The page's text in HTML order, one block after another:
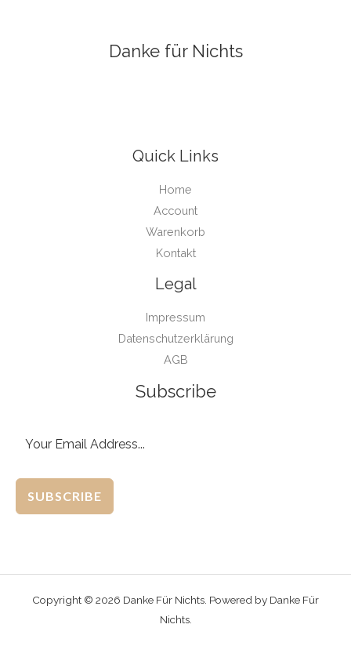
Danke für Nichts
Quick Links
Home
Account
Warenkorb
Kontakt
Legal
Impressum
Datenschutzerklärung
AGB
Subscribe
SUBSCRIBE
Copyright © 2026 Danke Für Nichts. Powered by Danke Für
Nichts.